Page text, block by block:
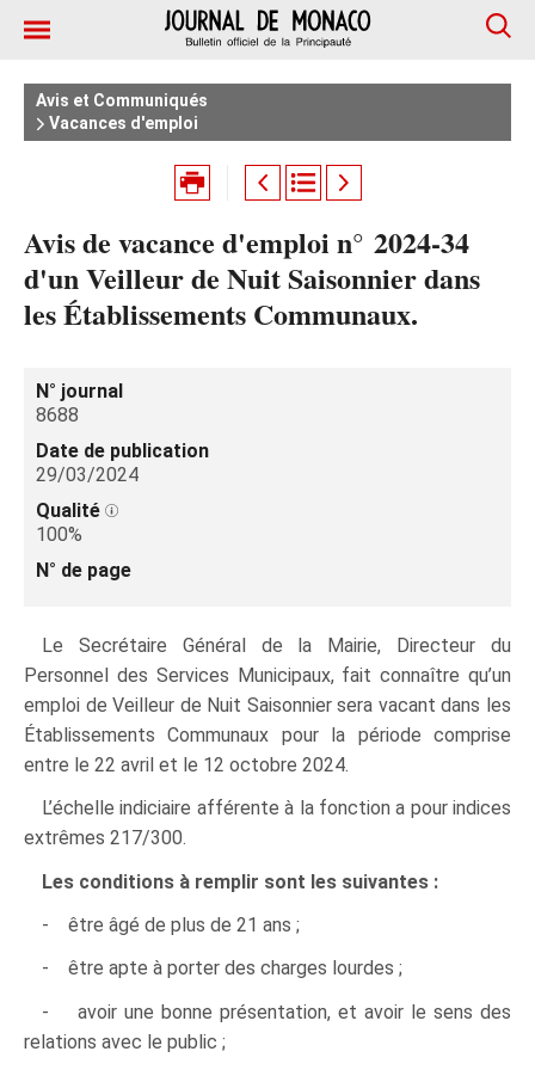
Avis et Communiqués
Vacances d'emploi
Avis de vacance d'emploi n° 2024‑34
d'un Veilleur de Nuit Saisonnier dans
les Établissements Communaux.
N° journal
8688
Date de publication
29/03/2024
Qualité
100%
N° de page
Le Secrétaire Général de la Mairie, Directeur du
Personnel des Services Municipaux, fait connaître qu’un
emploi de Veilleur de Nuit Saisonnier sera vacant dans les
Établissements Communaux pour la période comprise
entre le 22 avril et le 12 octobre 2024.
L’échelle indiciaire afférente à la fonction a pour indices
extrêmes 217/300.
Les conditions à remplir sont les suivantes :
- être âgé de plus de 21 ans ;
- être apte à porter des charges lourdes ;
- avoir une bonne présentation, et avoir le sens des
relations avec le public ;